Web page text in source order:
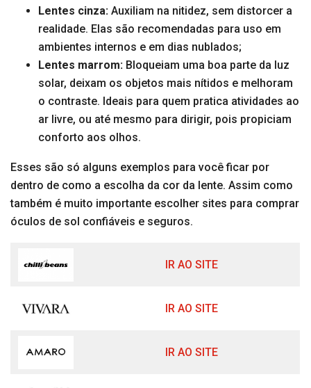
Lentes cinza: Auxiliam na nitidez, sem distorcer a
realidade. Elas são recomendadas para uso em
ambientes internos e em dias nublados;
Lentes marrom: Bloqueiam uma boa parte da luz
solar, deixam os objetos mais nítidos e melhoram
o contraste. Ideais para quem pratica atividades ao
ar livre, ou até mesmo para dirigir, pois propiciam
conforto aos olhos.
Esses são só alguns exemplos para você ficar por
dentro de como a escolha da cor da lente. Assim como
também é muito importante escolher sites para comprar
óculos de sol confiáveis e seguros.
IR AO SITE
IR AO SITE
IR AO SITE